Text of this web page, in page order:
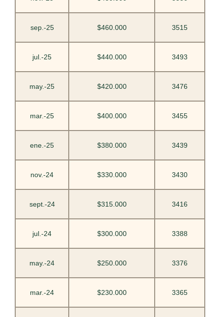
sep.-25 $460.000 3515
jul.-25 $440.000 3493
may.-25 $420.000 3476
mar.-25 $400.000 3455
ene.-25 $380.000 3439
nov.-24 $330.000 3430
sept.-24 $315.000 3416
jul.-24 $300.000 3388
may.-24 $250.000 3376
mar.-24 $230.000 3365